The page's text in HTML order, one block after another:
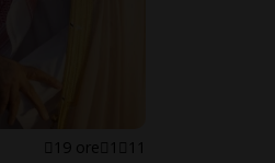
19 ore 1 11